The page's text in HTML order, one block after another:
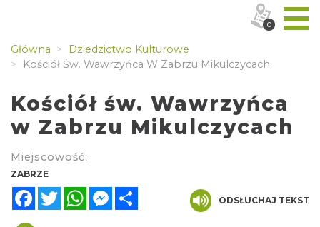
Główna
Dziedzictwo Kulturowe
Kościół Św. Wawrzyńca W Zabrzu Mikulczycach
Kościół św. Wawrzyńca
w Zabrzu Mikulczycach
Miejscowość:
ZABRZE
FacebookTwitterWhatsAppMessenger
ODSŁUCHAJ TEKST
0